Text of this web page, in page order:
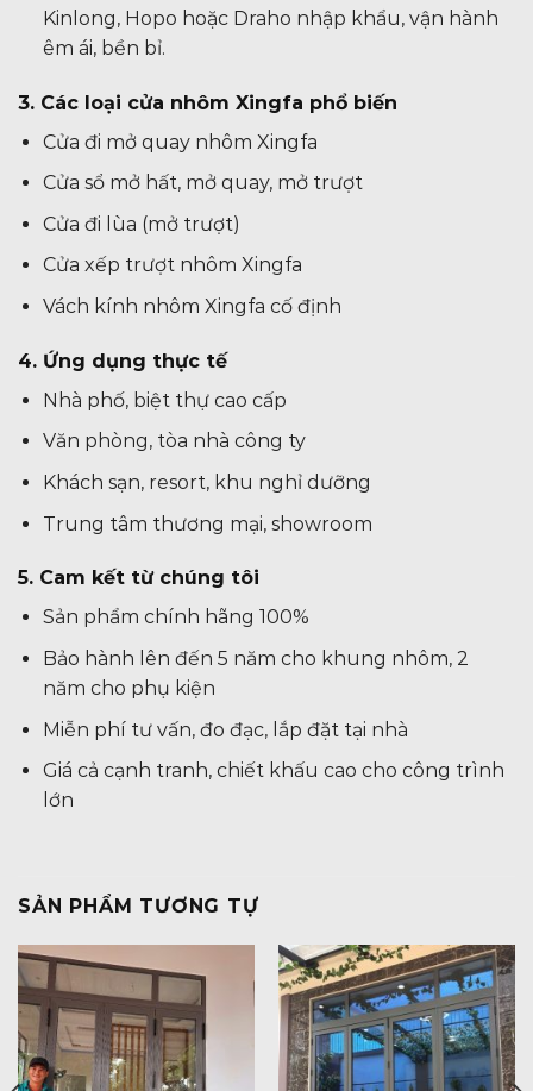
Kinlong, Hopo hoặc Draho nhập khẩu, vận hành
êm ái, bền bỉ.
3. Các loại cửa nhôm Xingfa phổ biến
Cửa đi mở quay nhôm Xingfa
Cửa sổ mở hất, mở quay, mở trượt
Cửa đi lùa (mở trượt)
Cửa xếp trượt nhôm Xingfa
Vách kính nhôm Xingfa cố định
4. Ứng dụng thực tế
Nhà phố, biệt thự cao cấp
Văn phòng, tòa nhà công ty
Khách sạn, resort, khu nghỉ dưỡng
Trung tâm thương mại, showroom
5. Cam kết từ chúng tôi
Sản phẩm chính hãng 100%
Bảo hành lên đến 5 năm cho khung nhôm, 2
năm cho phụ kiện
Miễn phí tư vấn, đo đạc, lắp đặt tại nhà
Giá cả cạnh tranh, chiết khấu cao cho công trình
lớn
SẢN PHẨM TƯƠNG TỰ